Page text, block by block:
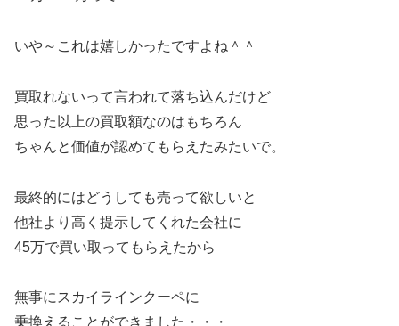
いや～これは嬉しかったですよね＾＾
買取れないって言われて落ち込んだけど
思った以上の買取額なのはもちろん
ちゃんと価値が認めてもらえたみたいで。
最終的にはどうしても売って欲しいと
他社より高く提示してくれた会社に
45万で買い取ってもらえたから
無事にスカイラインクーペに
乗換えることができました・・・